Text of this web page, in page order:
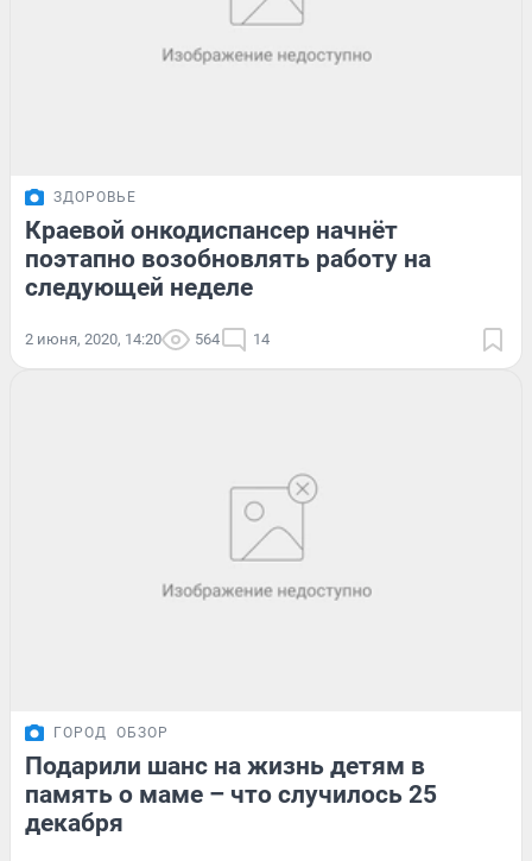
ЗДОРОВЬЕ
Краевой онкодиспансер начнёт
поэтапно возобновлять работу на
следующей неделе
2 июня, 2020, 14:20 564 14
ГОРОД ОБЗОР
Подарили шанс на жизнь детям в
память о маме – что случилось 25
декабря